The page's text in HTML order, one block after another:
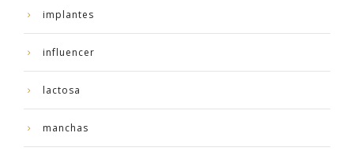
implantes
influencer
lactosa
manchas